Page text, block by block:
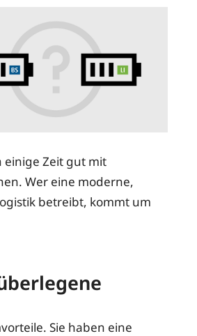
einige Zeit gut mit
Wer eine moderne,
betreibt, kommt um
Sie haben eine